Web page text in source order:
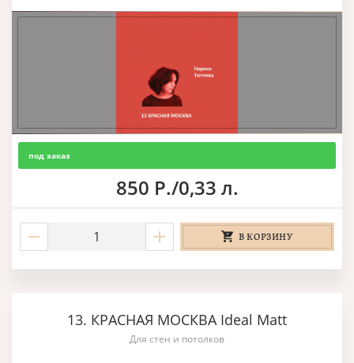
под заказ
850 Р./0,33 л.
В КОРЗИНУ
13. КРАСНАЯ МОСКВА Ideal Matt
Для стен и потолков